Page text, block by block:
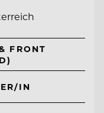
FRONT
IN